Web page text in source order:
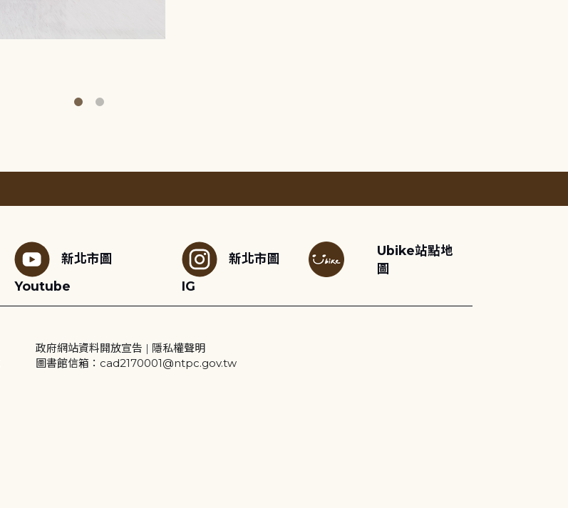
新北市圖
Youtube
新北市圖
IG
Ubike站點地
圖
政府網站資料開放宣告 | 隱私權聲明
圖書館信箱：cad2170001@ntpc.gov.tw